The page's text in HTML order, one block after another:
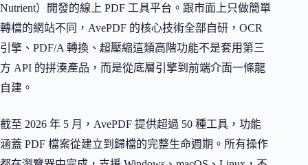
Nutrient）開發的線上 PDF 工具平台。跟市面上只做簡單
轉檔的網站不同，AvePDF 的核心技術全部自研，OCR
引擎、PDF/A 轉換、超壓縮這類高階功能不是套用第三
方 API 的拼湊產品，而是從底層引擎到前端介面一條龍
自建。
截至 2026 年 5 月，AvePDF 提供超過 50 種工具，功能
涵蓋 PDF 檔案從建立到歸檔的完整生命週期。所有操作